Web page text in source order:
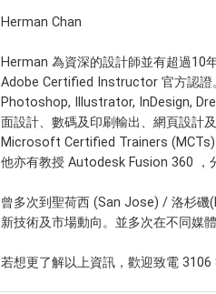
Herman Chan
Herman 為資深的設計師並有超過10
Adobe Certified Instructor 官方認證
Photoshop, Illustrator, InDesign,
面設計、數碼及印刷輸出、網頁設計
Microsoft Certified Trainers
他亦有教授 Autodesk Fusion 360 ，
曾多次到聖荷西 (San Jose) / 洛杉磯
新技術及市場動向。並多次在不同媒
若想更了解以上資訊，歡迎致電 3106